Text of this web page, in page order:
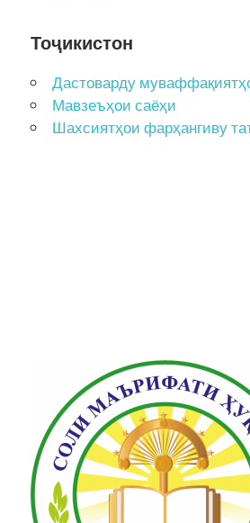
Тоҷикистон
Дастоварду
Мавзеъҳои саёҳи
Шахсиятҳои фарҳангиву